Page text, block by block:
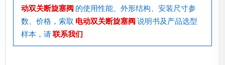
动双关断旋塞阀 的使用性能、外形结构、安装尺寸参
数、价格，索取 电动双关断旋塞阀 说明书及产品选型
样本，请联系我们